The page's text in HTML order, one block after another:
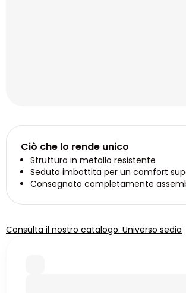
Ciò che lo rende unico
Struttura in metallo resistente
Seduta imbottita per un comfort
Consegnato completamente
Consulta il nostro catalogo: Universo sedia